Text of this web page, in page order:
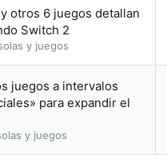
otros 6 juegos detallan
Switch 2
y juegos
juegos a intervalos
para expandir el
y juegos